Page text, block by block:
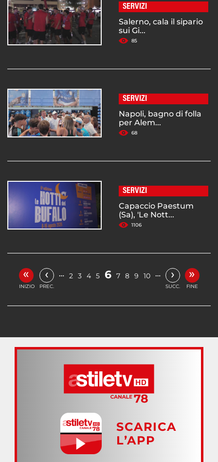
SERVIZI
Salerno, cala il sipario
sui Gi...
85
SERVIZI
Napoli, bagno di folla
per Alem...
68
SERVIZI
Capaccio Paestum
(Sa), 'Le Nott...
1106
«
INIZIO
‹
PREC.
… 2 3 4 5 6 7 8 9 10 … ›
SUCC.
»
FINE
SCARICA
L’APP